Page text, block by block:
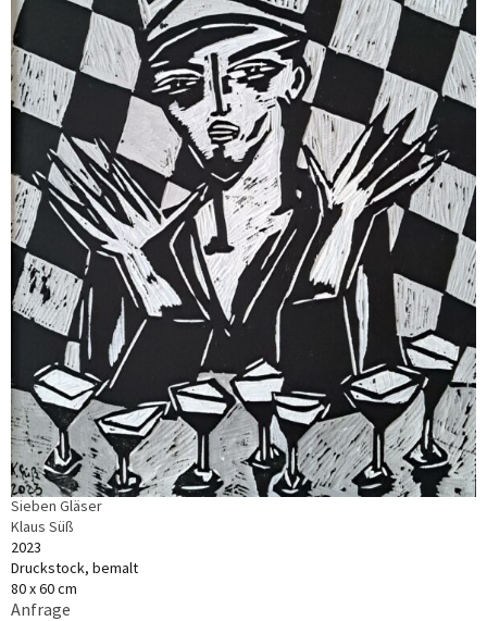
Sieben Gläser
Klaus Süß
2023
Druckstock, bemalt
80 x 60 cm
Anfrage